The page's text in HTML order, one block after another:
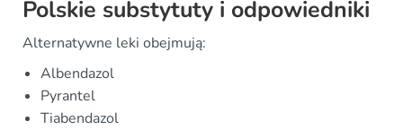
Polskie substytuty i odpowiedniki
Alternatywne leki obejmują:
Albendazol
Pyrantel
Tiabendazol